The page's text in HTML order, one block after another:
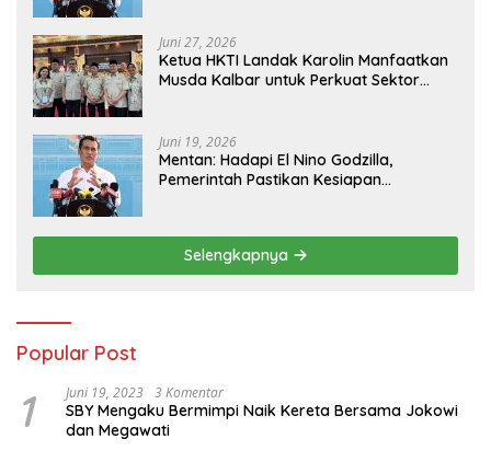
Juni 27, 2026
Ketua HKTI Landak Karolin Manfaatkan
Musda Kalbar untuk Perkuat Sektor
Juni 19, 2026
Mentan: Hadapi El Nino Godzilla,
Pemerintah Pastikan Kesiapan
Selengkapnya
Popular Post
1 Juni 19, 2023 3 Komentar
SBY Mengaku Bermimpi Naik Kereta Bersama Jokowi
dan Megawati